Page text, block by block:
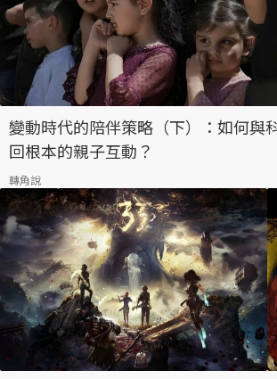
變動時代的陪伴策略（下）：如何與
回根本的親子互動？
轉角說